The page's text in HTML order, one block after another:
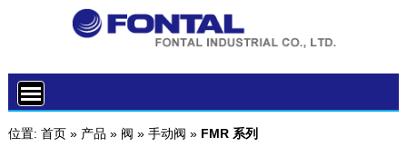
位置:首页 » 产品 » 阀 »手动阀 » FMR 系列